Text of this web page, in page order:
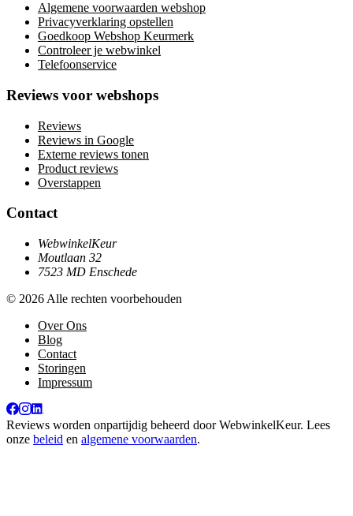
Algemene voorwaarden webshop
Privacyverklaring opstellen
Goedkoop Webshop Keurmerk
Controleer je webwinkel
Telefoonservice
Reviews voor webshops
Reviews
Reviews in Google
Externe reviews tonen
Product reviews
Overstappen
Contact
WebwinkelKeur
Moutlaan 32
7523 MD Enschede
© 2026 Alle rechten voorbehouden
Over Ons
Blog
Contact
Storingen
Impressum
Reviews worden onpartijdig beheerd doorWebwinkelKeur. Lees
onze beleid en algemene voorwaarden.